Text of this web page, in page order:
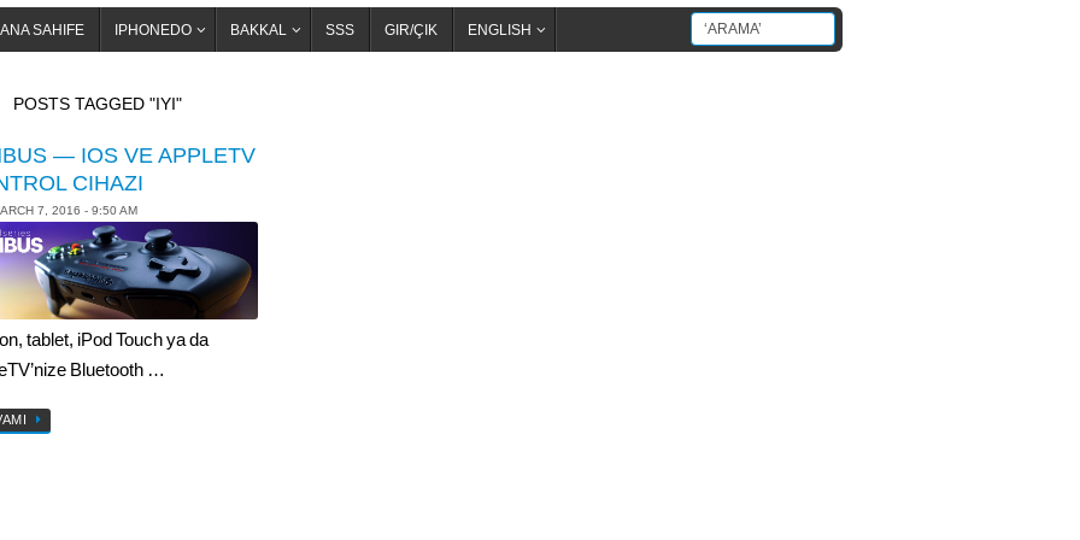
ANA SAHIFE IPHONEDO BAKKAL SSS GIR/ÇIK ENGLISH
POSTS TAGGED "IYI"
— IOS VE APPLETV
CIHAZI
7, 2016 - 9:50 AM
tablet, iPod Touch ya da
Bluetooth …